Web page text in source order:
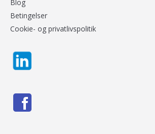
Blog
Betingelser
Cookie- og privatlivspolitik